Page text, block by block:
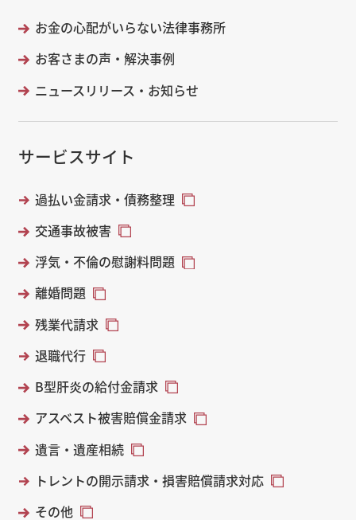
お金の心配がいらない法律事務所
お客さまの声・解決事例
ニュースリリース・お知らせ
サービスサイト
過払い金請求・債務整理
交通事故被害
浮気・不倫の慰謝料問題
離婚問題
残業代請求
退職代行
B型肝炎の給付金請求
アスベスト被害賠償金請求
遺言・遺産相続
トレントの開示請求・損害賠償請求対応
その他